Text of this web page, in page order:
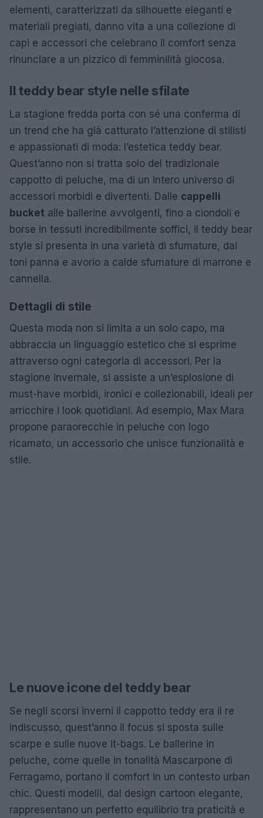
elementi, caratterizzati da silhouette eleganti e
materiali pregiati, danno vita a una collezione di
capi e accessori che celebrano il comfort senza
rinunciare a un pizzico di femminilità giocosa.
Il teddy bear style nelle sfilate
La stagione fredda porta con sé una conferma di
un trend che ha già catturato l’attenzione di stilisti
e appassionati di moda: l’estetica teddy bear.
Quest’anno non si tratta solo del tradizionale
cappotto di peluche, ma di un intero universo di
accessori morbidi e divertenti. Dalle cappelli
bucket alle ballerine avvolgenti, fino a ciondoli e
borse in tessuti incredibilmente soffici, il teddy bear
style si presenta in una varietà di sfumature, dai
toni panna e avorio a calde sfumature di marrone e
cannella.
Dettagli di stile
Questa moda non si limita a un solo capo, ma
abbraccia un linguaggio estetico che si esprime
attraverso ogni categoria di accessori. Per la
stagione invernale, si assiste a un’esplosione di
must-have morbidi, ironici e collezionabili, ideali per
arricchire i look quotidiani. Ad esempio, Max Mara
propone paraorecchie in peluche con logo
ricamato, un accessorio che unisce funzionalità e
stile.
Le nuove icone del teddy bear
Se negli scorsi inverni il cappotto teddy era il re
indiscusso, quest’anno il focus si sposta sulle
scarpe e sulle nuove it-bags. Le ballerine in
peluche, come quelle in tonalità Mascarpone di
Ferragamo, portano il comfort in un contesto urban
chic. Questi modelli, dal design cartoon elegante,
rappresentano un perfetto equilibrio tra praticità e